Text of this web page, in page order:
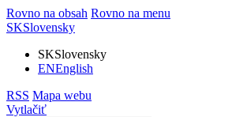
Rovno na obsah Rovno na menu
SKSlovensky
SKSlovensky
ENEnglish
RSS Mapa webu
Vytlačiť